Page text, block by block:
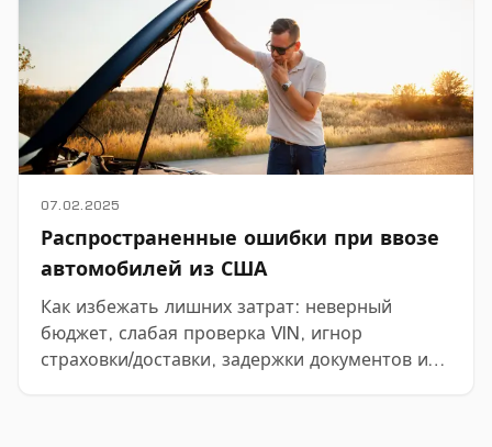
07.02.2025
Распространенные ошибки при ввозе
автомобилей из США
Как избежать лишних затрат: неверный
бюджет, слабая проверка VIN, игнор
страховки/доставки, задержки документов и